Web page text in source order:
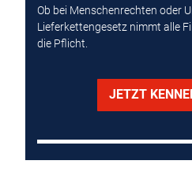
Ob bei Menschenrechten oder
Lieferkettengesetz nimmt alle
die Pflicht.
JETZT